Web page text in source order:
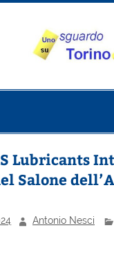
Lubricants
Salone
Antonio Nesci